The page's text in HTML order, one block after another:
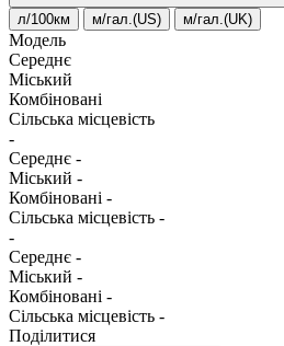
л/100км м/гал.(US) м/гал.(UK)
Модель
Середнє
Міський
Комбіновані
Сільська місцевість
-
Середнє -
Міський -
Комбіновані -
Сільська місцевість -
-
Середнє -
Міський -
Комбіновані -
Сільська місцевість -
Поділитися